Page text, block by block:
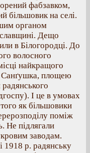
фабзавком,
більшовик на селі.
органом
Дещо
в Білогородці. До
волосного
найкращого
Санґушка, площею
радянського
І це в умовах
як більшовики
поміж
Не підлягали
заводам.
1918 р. радянську